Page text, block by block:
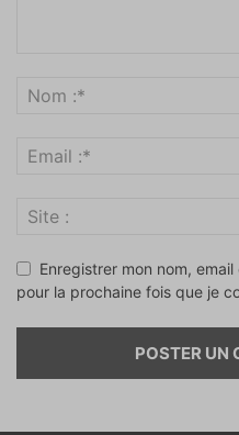
Enregistrer mon nom,
pour la prochaine fois que je